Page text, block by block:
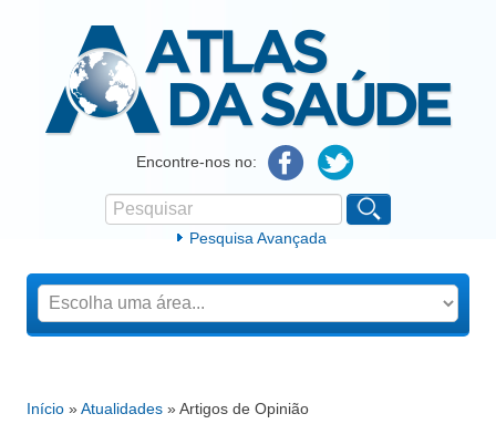
Atlas da SaúdeEncontre-nos no:
Formulário de procura
Pesquisar
Pesquisa Avançada
Está aqui
Início »Atualidades » Artigos de Opinião